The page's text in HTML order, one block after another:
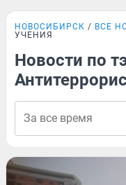
НОВОСИБИРСК ВСЕ
УЧЕНИЯ
Новости по